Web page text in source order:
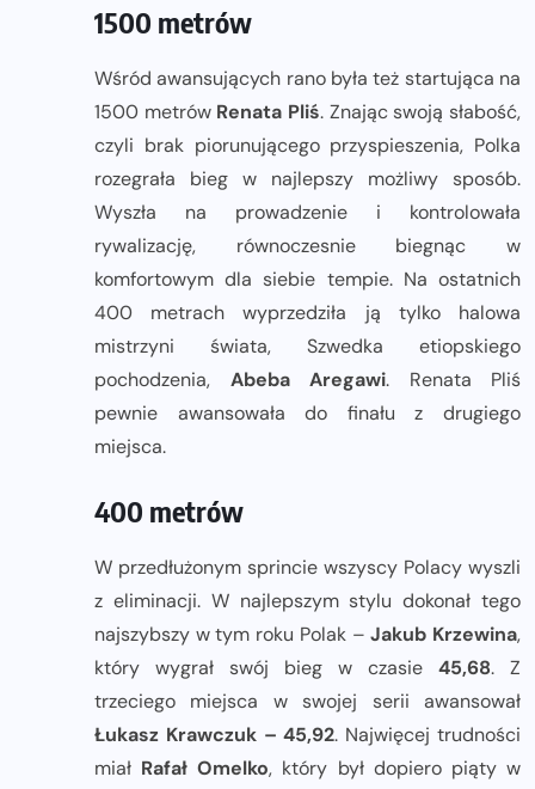
1500 metrów
Wśród awansujących rano była też startująca na
1500 metrów Renata Pliś. Znając swoją słabość,
czyli brak piorunującego przyspieszenia, Polka
rozegrała bieg w najlepszy możliwy sposób.
Wyszła na prowadzenie i kontrolowała
rywalizację, równoczesnie biegnąc w
komfortowym dla siebie tempie. Na ostatnich
400 metrach wyprzedziła ją tylko halowa
mistrzyni świata, Szwedka etiopskiego
pochodzenia, Abeba Aregawi. Renata Pliś
pewnie awansowała do finału z drugiego
miejsca.
400 metrów
W przedłużonym sprincie wszyscy Polacy wyszli
z eliminacji. W najlepszym stylu dokonał tego
najszybszy w tym roku Polak –Jakub Krzewina,
który wygrał swój bieg w czasie 45,68. Z
trzeciego miejsca w swojej serii awansował
Łukasz Krawczuk – 45,92. Najwięcej trudności
miał Rafał Omelko, który był dopiero piąty w